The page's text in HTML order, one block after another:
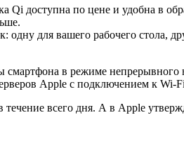
Qi доступна по цене и удобна в
одну для вашего рабочего стола,
смартфона в режиме
Apple с подключением к Wi-
всего дня. А в Apple